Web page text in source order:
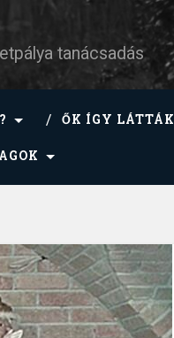
tanácsadás
ŐK ÍGY LÁTTÁK